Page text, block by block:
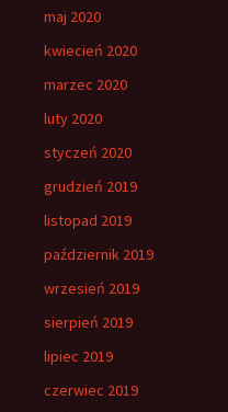
maj 2020
kwiecień 2020
marzec 2020
luty 2020
styczeń 2020
grudzień 2019
listopad 2019
październik 2019
wrzesień 2019
sierpień 2019
lipiec 2019
czerwiec 2019